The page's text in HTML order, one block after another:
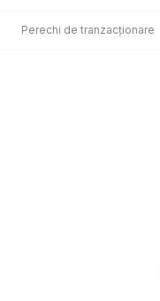
Perechi de tranzacționare